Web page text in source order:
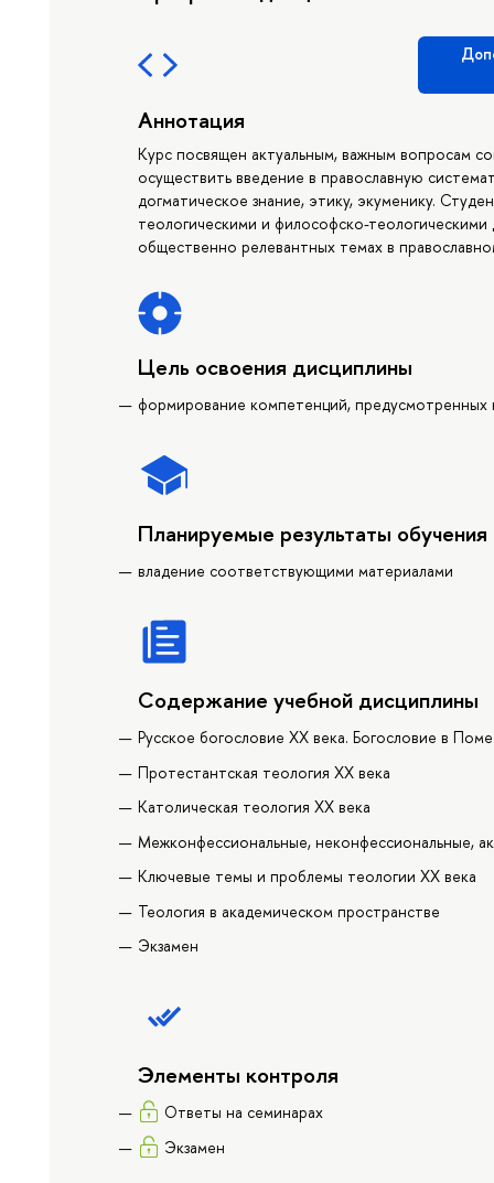
Аннотация
Курс посвящен актуальным, важным вопросам
осуществить введение в православную
догматическое знание, этику, экуменику.
теологическими и философско-
общественно релевантных темах в
Цель освоения дисциплины
формирование компетенций,
Планируемые результаты обучения
владение соответствующими материалами
Содержание учебной дисциплины
Русское богословие XX века. Богословие в
Протестантская теология XX века
Католическая теология XX века
Межконфессиональные, неконфессиональные,
Ключевые темы и проблемы теологии XX века
Теология в академическом пространстве
Экзамен
Элементы контроля
Ответы на семинарах
Экзамен